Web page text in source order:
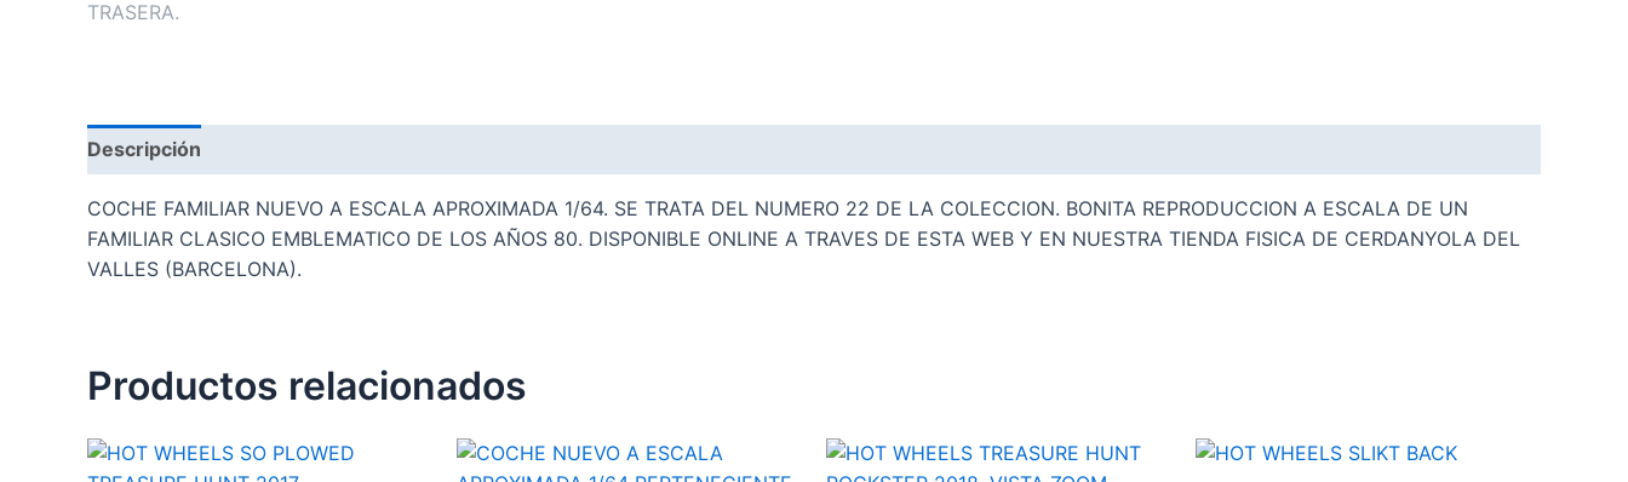
Descripción
COCHE FAMILIAR NUEVO A ESCALA APROXIMADA 1/64. SE TRATA DEL NUMERO 22 DE LA COLECCION. BONITA REPRODUCCION A ESCALA DE UN
FAMILIAR CLASICO EMBLEMATICO DE LOS AÑOS 80. DISPONIBLE ONLINE A TRAVES DE ESTA WEB Y EN NUESTRA TIENDA FISICA DE CERDANYOLA DEL
VALLES (BARCELONA).
Productos relacionados